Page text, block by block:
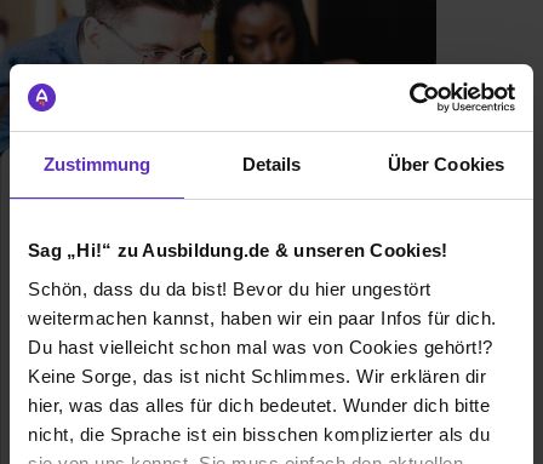
Zustimmung Details Über Cookies
Sag „Hi!“ zu Ausbildung.de & unseren Cookies!
Schön, dass du da bist! Bevor du hier ungestört
weitermachen kannst, haben wir ein paar Infos für dich.
Du hast vielleicht schon mal was von Cookies gehört!?
Keine Sorge, das ist nicht Schlimmes. Wir erklären dir
hier, was das alles für dich bedeutet. Wunder dich bitte
nicht, die Sprache ist ein bisschen komplizierter als du
Berufsausbildung
Ausbildung zum Fachinformatiker für
Anwendungsentwicklung - Finde hier
freie Ausbildungsplätze und
Erfahrungsberichte für den Beruf als
Fachinformatikerin für
Anwendungsentwicklung